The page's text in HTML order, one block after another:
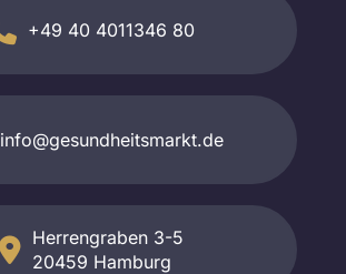
+49 40 4011346 80
info@gesundheitsmarkt.de
Herrengraben 3-5
20459 Hamburg